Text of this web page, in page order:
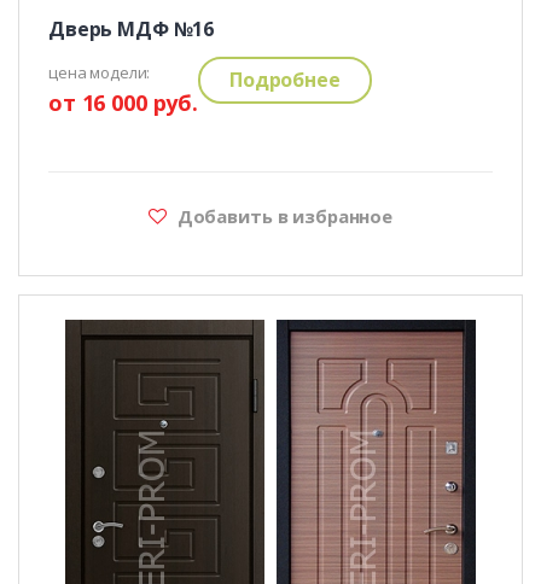
Дверь МДФ №16
цена модели:
от 16 000 руб.
Подробнее
Добавить в избранное